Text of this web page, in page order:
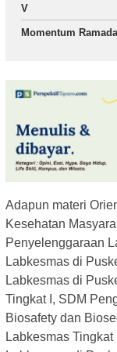
V
Momentum
Adapun materi
Kesehatan
Penyelenggaraan
Labkesmas di
Labkesmas di
Tingkat I, SDM
Biosafety dan
Labkesmas